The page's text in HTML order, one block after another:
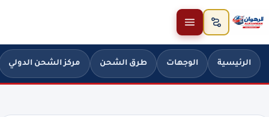
تخطَّ إلى المحتوى
الرئيسية الوجهات طرق الشحن مركز الشحن الدولي